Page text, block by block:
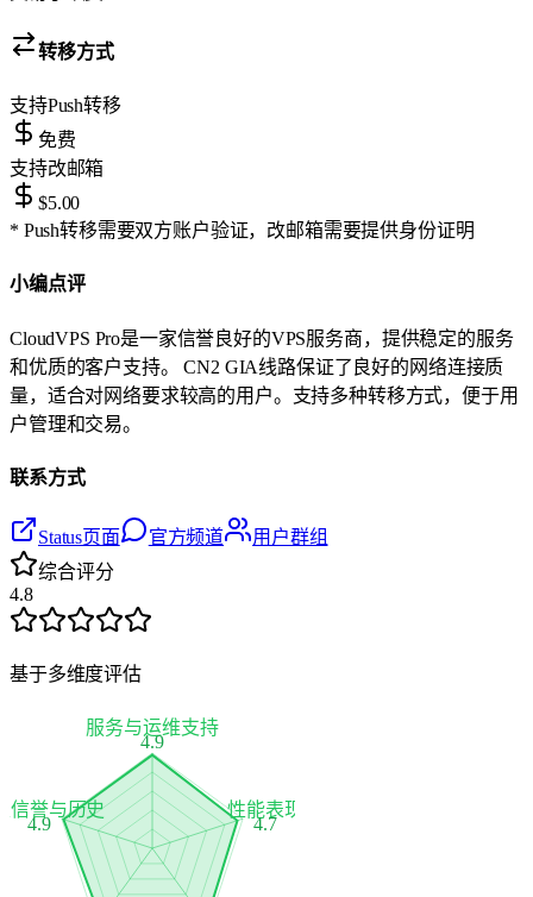
转移方式
支持Push转移
免费
支持改邮箱
$5.00
* Push转移需要双方账户验证，改邮箱需要提供身份证明
小编点评
CloudVPS Pro是一家信誉良好的VPS服务商，提供稳定的服务
和优质的客户支持。 CN2 GIA线路保证了良好的网络连接质
量，适合对网络要求较高的用户。支持多种转移方式，便于用
户管理和交易。
联系方式
Status页面 官方频道
用户群组
综合评分
4.8
基于多维度评估
服务与运维支持
4.9
性能表现
4.7
信誉与历史
4.9